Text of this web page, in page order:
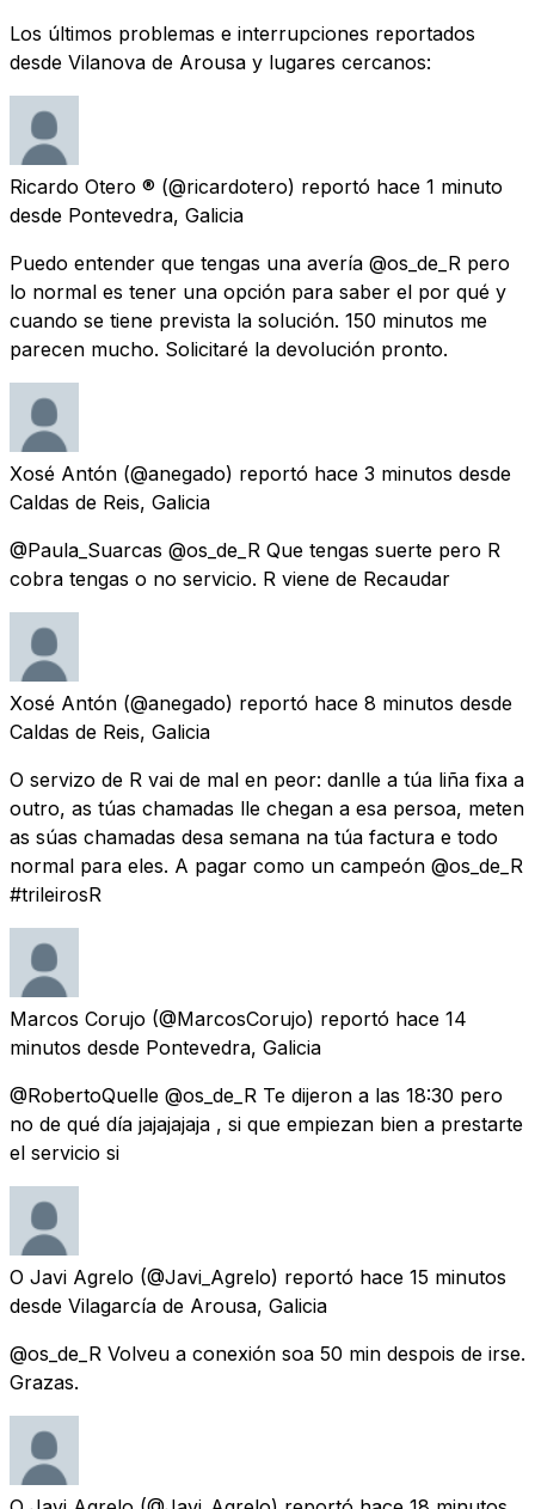
Los últimos problemas e interrupciones reportados
desde Vilanova de Arousa y lugares cercanos:
Ricardo Otero ®️ (@ricardotero) reportó hace 1 minuto
desde Pontevedra, Galicia
Puedo entender que tengas una avería @os_de_R pero
lo normal es tener una opción para saber el por qué y
cuando se tiene prevista la solución. 150 minutos me
parecen mucho. Solicitaré la devolución pronto.
Xosé Antón (@anegado) reportó hace 3 minutos desde
Caldas de Reis, Galicia
@Paula_Suarcas @os_de_R Que tengas suerte pero R
cobra tengas o no servicio. R viene de Recaudar
Xosé Antón (@anegado) reportó hace 8 minutos desde
Caldas de Reis, Galicia
O servizo de R vai de mal en peor: danlle a túa liña fixa a
outro, as túas chamadas lle chegan a esa persoa, meten
as súas chamadas desa semana na túa factura e todo
normal para eles. A pagar como un campeón @os_de_R
#trileirosR
Marcos Corujo (@MarcosCorujo) reportó hace 14
minutos desde Pontevedra, Galicia
@RobertoQuelle @os_de_R Te dijeron a las 18:30 pero
no de qué día jajajajaja , si que empiezan bien a prestarte
el servicio si
O Javi Agrelo (@Javi_Agrelo) reportó hace 15 minutos
desde Vilagarcía de Arousa, Galicia
@os_de_R Volveu a conexión soa 50 min despois de irse.
Grazas.